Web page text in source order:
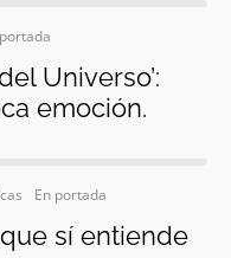
Universo’:
emoción.
En portada
que sí entiende